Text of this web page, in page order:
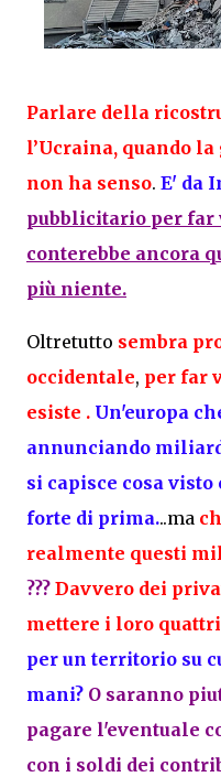
Parlare della
l’Ucraina, quando
non ha senso. E' da
pubblicitario per far
conterebbe ancora
più niente.
Oltretutto sembra
occidentale, per far
esiste . Un'europa
annunciando
si capisce cosa
forte di prima...ma
realmente questi
??? Davvero dei
mettere i loro
per un territorio su
mani? O saranno
pagare l'eventuale
con i soldi dei